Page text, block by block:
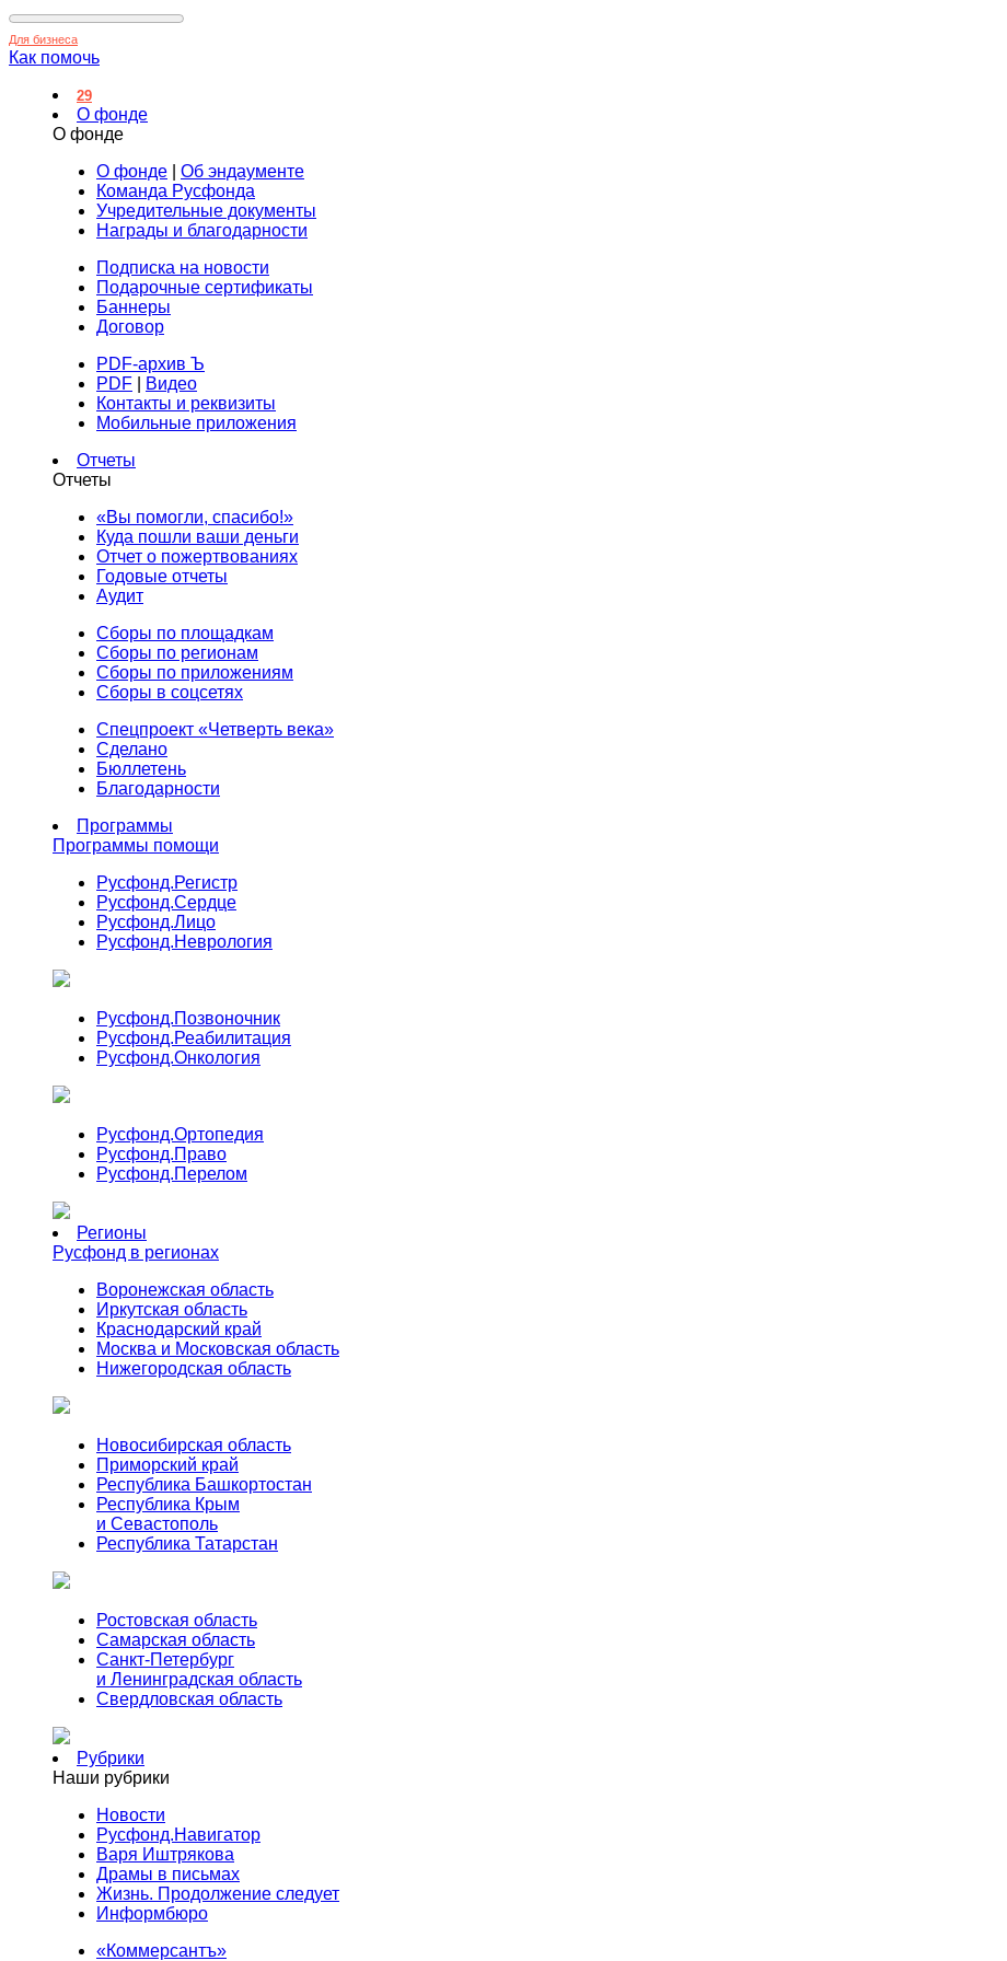
Для бизнеса
Как помочь
29
О фонде
О фонде
О фонде
Об эндаументе
Команда Русфонда
Учредительные документы
Награды и благодарности
Подписка на новости
Подарочные сертификаты
Баннеры
Договор
PDF-архив Ъ
PDF
Видео
Контакты и реквизиты
Мобильные приложения
Отчеты
Отчеты
«Вы помогли, спасибо!»
Куда пошли ваши деньги
Отчет о пожертвованиях
Годовые отчеты
Аудит
Сборы по площадкам
Сборы по регионам
Сборы по приложениям
Сборы в соцсетях
Спецпроект «Четверть века»
Сделано
Бюллетень
Благодарности
Программы
Программы помощи
Русфонд.Регистр
Русфонд.Сердце
Русфонд.Лицо
Русфонд.Неврология
Русфонд.Позвоночник
Русфонд.Реабилитация
Русфонд.Онкология
Русфонд.Ортопедия
Русфонд.Право
Русфонд.Перелом
Регионы
Русфонд в регионах
Воронежская область
Иркутская область
Краснодарский край
Москва и Московская область
Нижегородская область
Новосибирская область
Приморский край
Республика Башкортостан
Республика Крым
и Севастополь
Республика Татарстан
Ростовская область
Самарская область
Санкт-Петербург
и Ленинградская область
Свердловская область
Рубрики
Наши рубрики
Новости
Русфонд.Навигатор
Варя Иштрякова
Драмы в письмах
Жизнь. Продолжение следует
Информбюро
«Коммерсантъ»